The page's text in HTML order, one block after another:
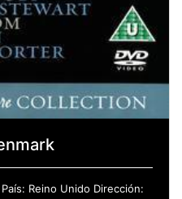
Reino Unido Dirección: